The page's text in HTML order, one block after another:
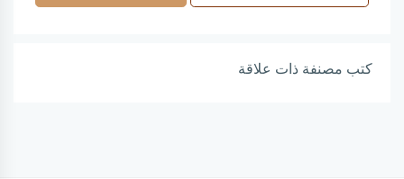
كتب مصنفة ذات علاقة